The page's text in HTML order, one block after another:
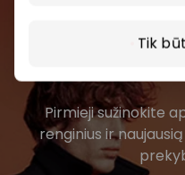
Tik
Pirmieji sužinokite
renginius ir